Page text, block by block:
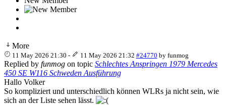
More
11 May 2026 21:30 - 11 May 2026 21:32 #24770 by funmog
Replied by funmog on topic Schlechtes Anspringen 1979 Mercedes
450 SE W116 Schweden Ausführung
Hallo Volker
So kompliziert und unterschiedlich können WLRs ja nicht sein, wie
sich an der Liste sehen lässt.